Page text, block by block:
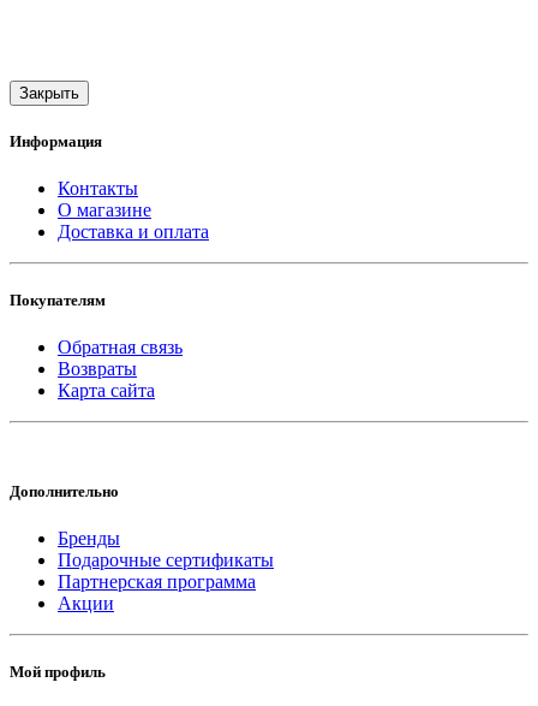
Закрыть
Информация
Контакты
О магазине
Доставка и оплата
Покупателям
Обратная связь
Возвраты
Карта сайта
Дополнительно
Бренды
Подарочные сертификаты
Партнерская программа
Акции
Мой профиль